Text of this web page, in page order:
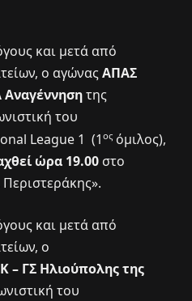
και μετά από
ο αγώναςΑΠΑΣ
Αναγέννησητης
του
League 1 (1 ος όμιλος),
ώρα 19.00 στο
και μετά από
ο
– ΓΣ Ηλιούπολης της
του